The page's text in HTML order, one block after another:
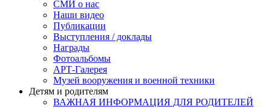
СМИ о нас
Наши видео
Публикации
Выступления / доклады
Награды
Фотоальбомы
АРТ-Галерея
Музей вооружения и военной техники
Детям и родителям
ВАЖНАЯ ИНФОРМАЦИЯ ДЛЯ РОДИТЕЛЕЙ